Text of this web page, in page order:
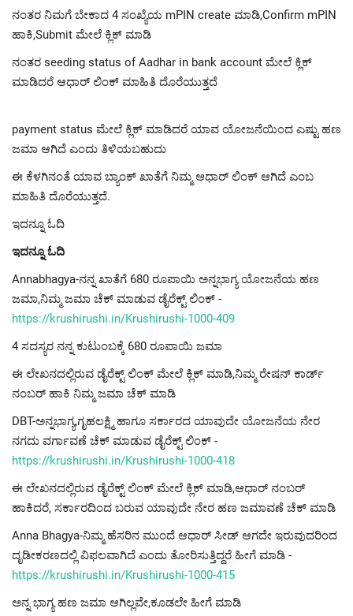
ನಂತರ ನಿಮಗೆ ಬೇಕಾದ 4 ಸಂಖ್ಯೆಯ mPIN create ಮಾಡಿ,Confirm mPIN
ಹಾಕಿ,Submit ಮೇಲೆ ಕ್ಲಿಕ್ ಮಾಡಿ
ನಂತರ seeding status of Aadhar in bank account ಮೇಲೆ ಕ್ಲಿಕ್
ಮಾಡಿದರೆ ಆಧಾರ್ ಲಿಂಕ್ ಮಾಹಿತಿ ದೊರೆಯುತ್ತದೆ
payment status ಮೇಲೆ ಕ್ಲಿಕ್ ಮಾಡಿದರೆ ಯಾವ ಯೋಜನೆಯಿಂದ ಎಷ್ಟು ಹಣ
ಜಮಾ ಆಗಿದೆ ಎಂದು ತಿಳಿಯಬಹುದು
ಈ ಕೆಳಗಿನಂತೆ ಯಾವ ಬ್ಯಾಂಕ್ ಖಾತೆಗೆ ನಿಮ್ಮ ಆಧಾರ್ ಲಿಂಕ್ ಆಗಿದೆ ಎಂಬ
ಮಾಹಿತಿ ದೊರೆಯುತ್ತದೆ.
ಇದನ್ನೂ ಓದಿ
ಇದನ್ನೂ ಓದಿ
Annabhagya-ನನ್ನ ಖಾತೆಗೆ 680 ರೂಪಾಯಿ ಅನ್ನಭಾಗ್ಯ ಯೋಜನೆಯ ಹಣ
ಜಮಾ,ನಿಮ್ಮ ಜಮಾ ಚೆಕ್ ಮಾಡುವ ಡೈರೆಕ್ಟ್ ಲಿಂಕ್ -
https://krushirushi.in/Krushirushi-1000-409
4 ಸದಸ್ಯರ ನನ್ನ ಕುಟುಂಬಕ್ಕೆ 680 ರೂಪಾಯಿ ಜಮಾ
ಈ ಲೇಖನದಲ್ಲಿರುವ ಡೈರೆಕ್ಟ್ ಲಿಂಕ್ ಮೇಲೆ ಕ್ಲಿಕ್ ಮಾಡಿ,ನಿಮ್ಮ ರೇಷನ್ ಕಾರ್ಡ್
ನಂಬರ್ ಹಾಕಿ ನಿಮ್ಮ ಜಮಾ ಚೆಕ್ ಮಾಡಿ
DBT-ಅನ್ನಭಾಗ್ಯ,ಗೃಹಲಕ್ಷ್ಮಿ ಹಾಗೂ ಸರ್ಕಾರದ ಯಾವುದೇ ಯೋಜನೆಯ ನೇರ
ನಗದು ವರ್ಗಾವಣೆ ಚೆಕ್ ಮಾಡುವ ಡೈರೆಕ್ಟ್ ಲಿಂಕ್ -
https://krushirushi.in/Krushirushi-1000-418
ಈ ಲೇಖನದಲ್ಲಿರುವ ಡೈರೆಕ್ಟ್ ಲಿಂಕ್ ಮೇಲೆ ಕ್ಲಿಕ್ ಮಾಡಿ,ಆಧಾರ್ ನಂಬರ್
ಹಾಕಿದರೆ, ಸರ್ಕಾರದಿಂದ ಬರುವ ಯಾವುದೇ ನೇರ ಹಣ ಜಮಾವಣೆ ಚೆಕ್ ಮಾಡಿ
Anna Bhagya-ನಿಮ್ಮ ಹೆಸರಿನ ಮುಂದೆ ಆಧಾರ್ ಸೀಡ್ ಆಗದೇ ಇರುವುದರಿಂದ
ದೃಡೀಕರಣದಲ್ಲಿ ವಿಫಲವಾಗಿದೆ ಎಂದು ತೋರಿಸುತ್ತಿದ್ದರೆ ಹೀಗೆ ಮಾಡಿ -
https://krushirushi.in/Krushirushi-1000-415
ಅನ್ನ ಭಾಗ್ಯ ಹಣ ಜಮಾ ಆಗಿಲ್ಲವೇ,ಕೂಡಲೇ ಹೀಗೆ ಮಾಡಿ